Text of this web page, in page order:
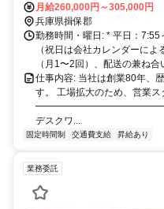
本線「はりま勝原駅」より車
完備）
月給260,000円～305,000円
兵庫県揖保郡
勤務時間・曜日: * 平日：
（祝日は会社カレンダーに
（月1〜2回）、配送の兼ね合
仕事内容: 当社は創業80年、
す。 工場拡大のため、営業ス
デスクワ...
固定時間制 交通費支給 昇給あり
業務委託